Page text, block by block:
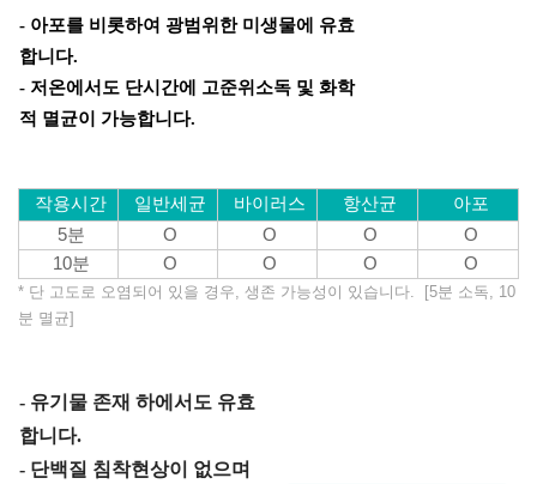
- 아포를 비롯하여 광범위한 미생물에 유효
합니다.
- 저온에서도 단시간에 고준위소독 및 화학
적 멸균이 가능합니다.
작용시간 일반세균 바이러스 항산균
아포
5분
O O O
O
10분
O O O O
* 단 고도로 오염되어 있을 경우, 생존 가능성이 있습니다. [5분 소독, 10
분 멸균]
- 유기물 존재 하에서도 유효
합니다.
- 단백질 침착현상이 없으며